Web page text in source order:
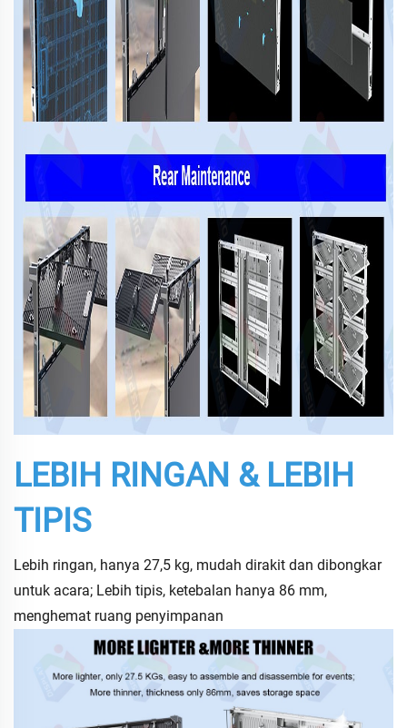
LEBIH RINGAN & LEBIH
TIPIS
Lebih ringan, hanya 27,5 kg, mudah dirakit dan dibongkar
untuk acara; Lebih tipis, ketebalan hanya 86 mm,
menghemat ruang penyimpanan